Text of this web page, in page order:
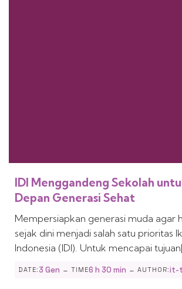
IDI Menggandeng Sekolah
Depan Generasi Sehat
Mempersiapkan generasi muda agar
sejak dini menjadi salah satu prioritas
Indonesia (IDI). Untuk mencapai
DATE:3 Gen - TIME6 h 30 min - AUTHOR:it-